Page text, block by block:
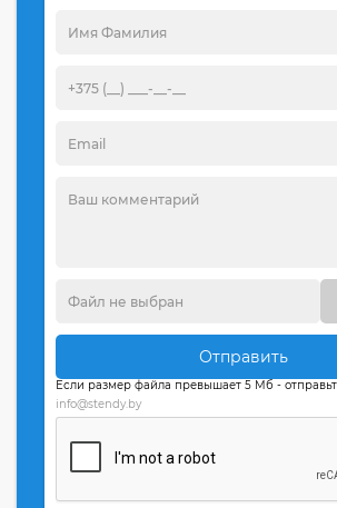
Отправить
Если размер файла превышает 5 Мб -
info@stendy.by